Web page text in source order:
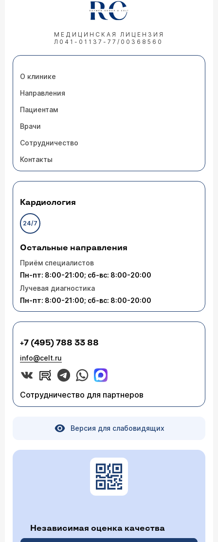
МЕДИЦИНСКАЯ ЛИЦЕНЗИЯ
Л041-01137-77/00368560
О клинике
Направления
Пациентам
Врачи
Сотрудничество
Контакты
Кардиология
24/7
Остальные направления
Приём специалистов
Пн-пт: 8:00-21:00; сб-вс: 8:00-20:00
Лучевая диагностика
Пн-пт: 8:00-21:00; сб-вс: 8:00-20:00
+7 (495) 788 33 88
info@celt.ru
Сотрудничество для партнеров
Версия для слабовидящих
Независимая оценка качества